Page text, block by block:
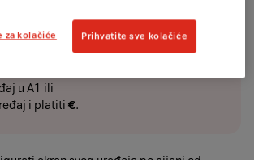
u A1 ili
i platiti €.
za kolačiće Prihvatite sve kolačiće